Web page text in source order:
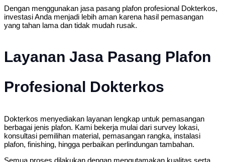
Dengan menggunakan jasa pasang plafon profesional Dokterkos,
investasi Anda menjadi lebih aman karena hasil pemasangan
yang tahan lama dan tidak mudah rusak.
Layanan Jasa Pasang Plafon
Profesional Dokterkos
Dokterkos menyediakan layanan lengkap untuk pemasangan
berbagai jenis plafon. Kami bekerja mulai dari survey lokasi,
konsultasi pemilihan material, pemasangan rangka, instalasi
plafon, finishing, hingga perbaikan perlindungan tambahan.
Semua proses dilakukan dengan mengutamakan kualitas serta